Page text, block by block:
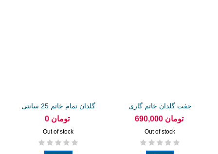
گلدان تمام خاتم 25 سانتی
0 تومان
Out of stock
جفت گلدان خاتم گاری
20سانتی
690,000 تومان
Out of stock